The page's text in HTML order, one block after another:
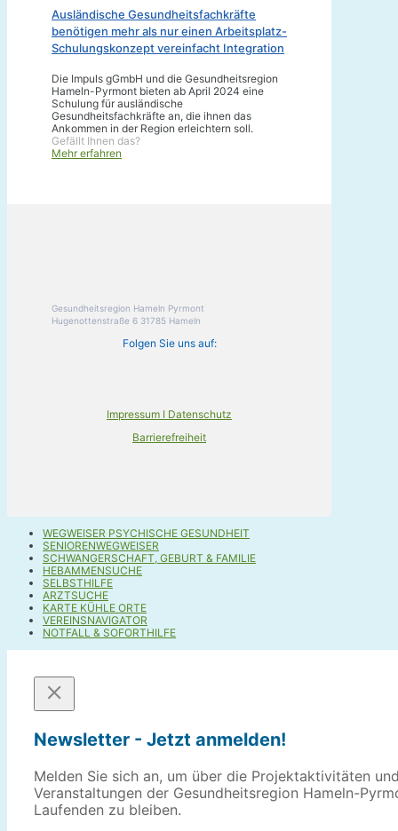
Ausländische Gesundheitsfachkräfte
benötigen mehr als nur einen Arbeitsplatz-
Schulungskonzept vereinfacht Integration
Die Impuls gGmbH und die Gesundheitsregion
Hameln-Pyrmont bieten ab April 2024 eine
Schulung für ausländische
Gesundheitsfachkräfte an, die ihnen das
Ankommen in der Region erleichtern soll.
Gefällt Ihnen das?
Mehr erfahren
Gesundheitsregion Hameln Pyrmont
Hugenottenstraße 6 31785 Hameln
Folgen Sie uns auf:
Impressum I Datenschutz
Barrierefreiheit
WEGWEISER PSYCHISCHE GESUNDHEIT
SENIORENWEGWEISER
SCHWANGERSCHAFT, GEBURT & FAMILIE
HEBAMMENSUCHE
SELBSTHILFE
ARZTSUCHE
KARTE KÜHLE ORTE
VEREINSNAVIGATOR
NOTFALL & SOFORTHILFE
Newsletter - Jetzt anmelden!
Melden Sie sich an, um über die Projektaktivitäten
Veranstaltungen der Gesundheitsregion Hameln-
Laufenden zu bleiben.